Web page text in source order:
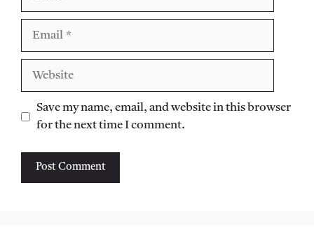
Website
Save my name, email, and website in this browser
for the next time I comment.